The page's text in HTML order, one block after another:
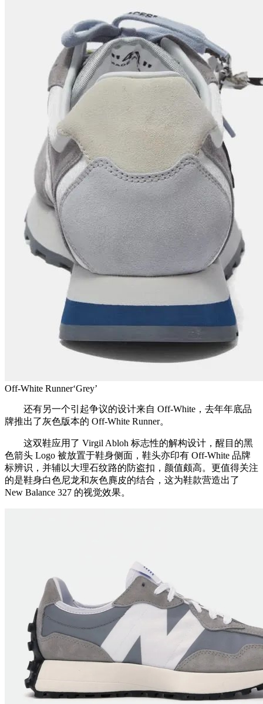
Off-White Runner‘Grey’
还有另一个引起争议的设计来自 Off-White，去年年底品
牌推出了灰色版本的 Off-White Runner。
这双鞋应用了 Virgil Abloh 标志性的解构设计，醒目的黑
色箭头 Logo 被放置于鞋身侧面，鞋头亦印有 Off-White 品牌
标辨识，并辅以大理石纹路的防盗扣，颜值颇高。更值得关注
的是鞋身白色尼龙和灰色麂皮的结合，这为鞋款营造出了
New Balance 327 的视觉效果。